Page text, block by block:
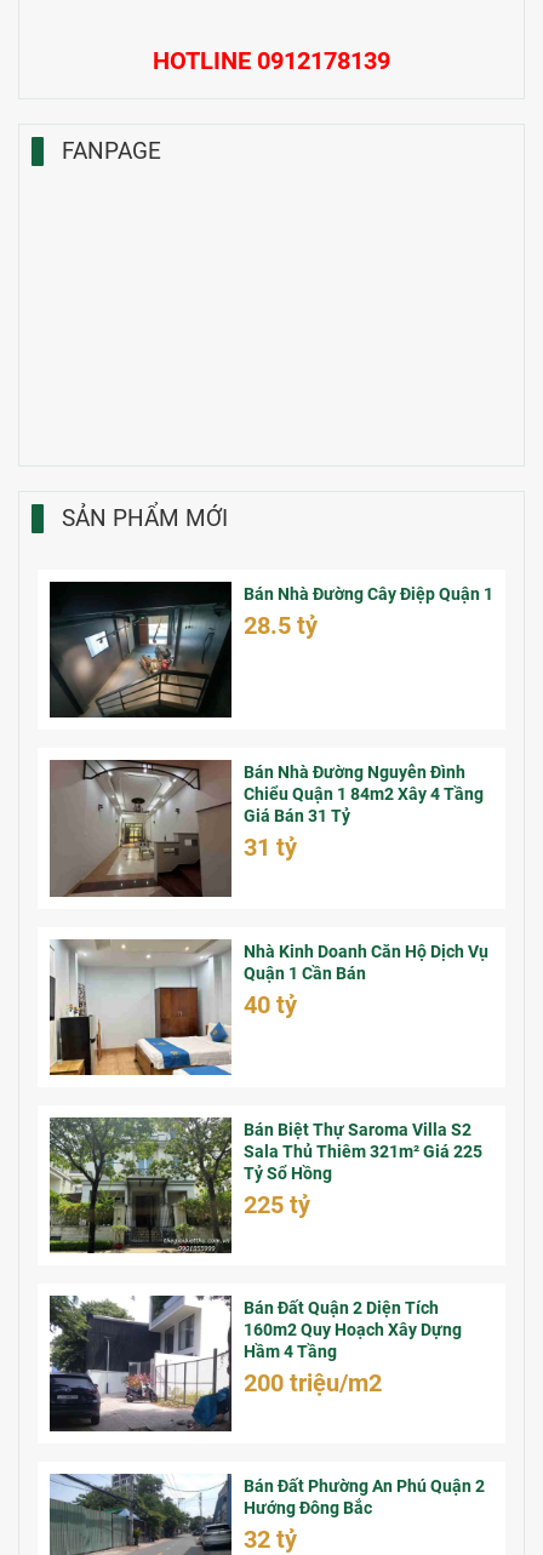
HOTLINE 0912178139
FANPAGE
SẢN PHẨM MỚI
Bán Nhà Đường Cây Điệp Quận 1
28.5 tỷ
Bán Nhà Đường Nguyễn Đình
Chiểu Quận 1 84m2 Xây 4 Tầng
Giá Bán 31 Tỷ
31 tỷ
Nhà Kinh Doanh Căn Hộ Dịch Vụ
Quận 1 Cần Bán
40 tỷ
Bán Biệt Thự Saroma Villa S2
Sala Thủ Thiêm 321m² Giá 225
Tỷ Sổ Hồng
225 tỷ
Bán Đất Quận 2 Diện Tích
160m2 Quy Hoạch Xây Dựng
Hầm 4 Tầng
200 triệu/m2
Bán Đất Phường An Phú Quận 2
Hướng Đông Bắc
32 tỷ